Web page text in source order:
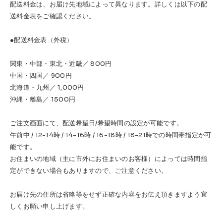
SKATE
Complete
Trucks
Bearings
Skate Bags & Cases Tools & Maintenance
MEDIA & PROJECTS
Media Projects & Events
ブランドから探す
配送料金は、お届け先地域によって異なります。詳しくは以下の配
送料金表をご確認ください。
●配送料金表（外税）
関東・中部・東北・近畿／ 800円
中国・四国／ 900円
北海道・九州／ 1,000円
沖縄・離島／ 1500円
ご注文画面にて、配送希望日/希望時間の設定が可能です。
午前中 / 12-14時 / 14-16時 / 16-18時 / 18-21時での時間帯指定が可
能です。
お住まいの地域（主に市外にお住まいのお客様）によっては時間指
定ができない場合もありますので、ご注意ください。
お届け先の住所は省略等をせず正確な内容をお伝え頂きますよう宜
しくお願い申し上げます。